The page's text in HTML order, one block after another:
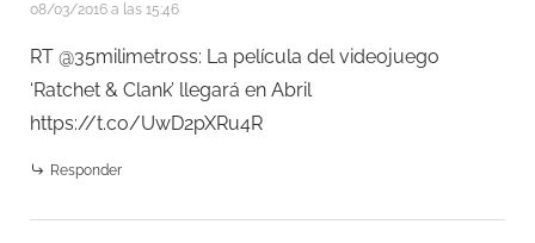
08/03/2016 a las 15:46
RT @35milimetross: La película del videojuego
‘Ratchet & Clank’ llegará en Abril
https://t.co/UwD2pXRu4R
Responder